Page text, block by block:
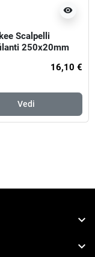
visibility
Scalpelli
250x20mm
16,10 €
Vedi

